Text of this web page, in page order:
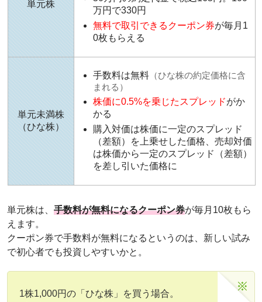
単元株
万円で330円
無料で取引できるクーポン券が毎月1
0枚もらえる
単元未満株
（ひな株）
手数料は無料 （ひな株の約定価格に含
まれる）
株価に0.5%を乗じたスプレッドがか
かる
購入対価は株価に一定のスプレッド
（差額）を上乗せした価格、売却対価
は株価から一定のスプレッド（差額）
を差し引いた価格に
単元株は、 手数料が無料になるクーポン券が毎月10枚もら
えます。
クーポン券で手数料が無料になるというのは、新しい試み
で初心者でも投資しやすいかと。
1株1,000円の「ひな株」を買う場合。